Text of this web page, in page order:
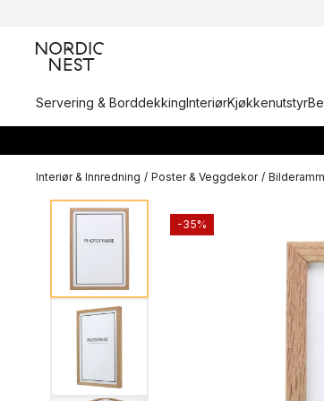
Servering & BorddekkingInteriørKjøkkenutstyr
Interiør & Innredning / Poster & Veggdekor /
-35%